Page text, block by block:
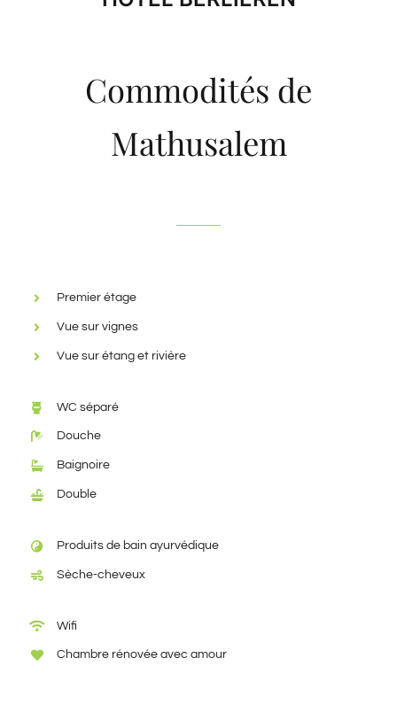
Commodités de
Mathusalem
Premier étage
Vue sur vignes
Vue sur étang et rivière
WC séparé
Douche
Baignoire
Double
Produits de bain ayurvédique
Sèche-cheveux
Wifi
Chambre rénovée avec amour